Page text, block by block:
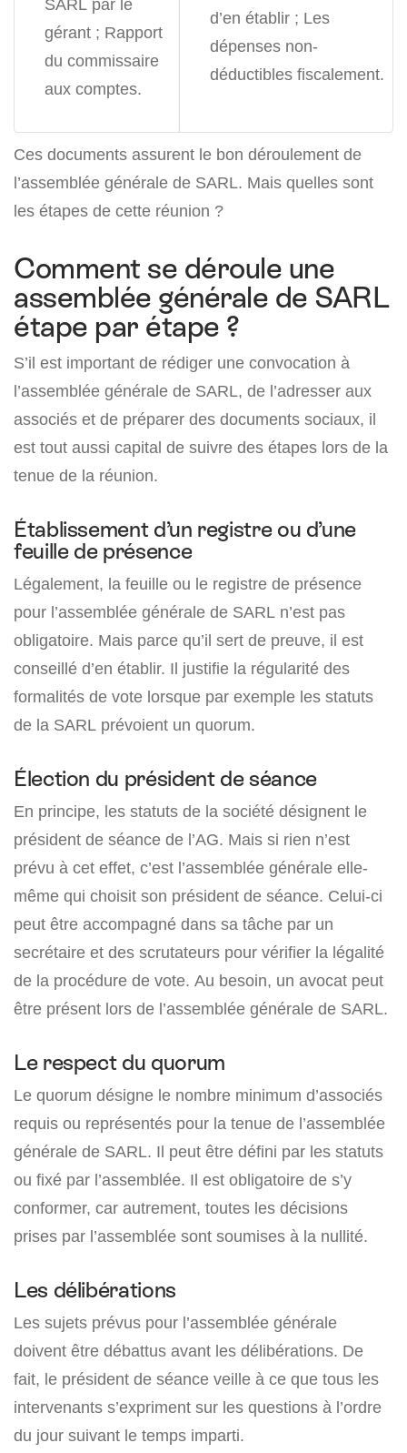
gérant ; Rapport
du commissaire
aux comptes.
d’en établir ; Les
dépenses non-
déductibles fiscalement.
Ces documents assurent le bon déroulement de
l’assemblée générale de SARL. Mais quelles sont
les étapes de cette réunion ?
Comment se déroule une
assemblée générale de SARL
étape par étape ?
S’il est important de rédiger une convocation à
l’assemblée générale de SARL, de l’adresser aux
associés et de préparer des documents sociaux, il
est tout aussi capital de suivre des étapes lors de la
tenue de la réunion.
Établissement d’un registre ou d’une
feuille de présence
Légalement, la feuille ou le registre de présence
pour l’assemblée générale de SARL n’est pas
obligatoire. Mais parce qu’il sert de preuve, il est
conseillé d’en établir. Il justifie la régularité des
formalités de vote lorsque par exemple les statuts
de la SARL prévoient un quorum.
Élection du président de séance
En principe, les statuts de la société désignent le
président de séance de l’AG. Mais si rien n’est
prévu à cet effet, c’est l’assemblée générale elle-
même qui choisit son président de séance. Celui-ci
peut être accompagné dans sa tâche par un
secrétaire et des scrutateurs pour vérifier la légalité
de la procédure de vote. Au besoin, un avocat peut
être présent lors de l’assemblée générale de SARL.
Le respect du quorum
Le quorum désigne le nombre minimum d’associés
requis ou représentés pour la tenue de l’assemblée
générale de SARL. Il peut être défini par les statuts
ou fixé par l’assemblée. Il est obligatoire de s’y
conformer, car autrement, toutes les décisions
prises par l’assemblée sont soumises à la nullité.
Les délibérations
Les sujets prévus pour l’assemblée générale
doivent être débattus avant les délibérations. De
fait, le président de séance veille à ce que tous les
intervenants s’expriment sur les questions à l’ordre
du jour suivant le temps imparti.